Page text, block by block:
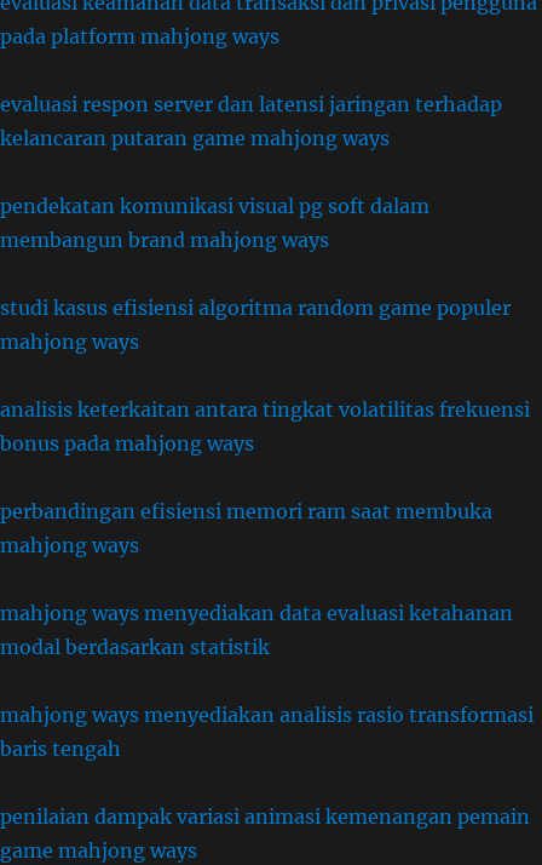
pada platform mahjong ways
evaluasi respon server dan latensi jaringan terhadap
kelancaran putaran game mahjong ways
pendekatan komunikasi visual pg soft dalam
membangun brand mahjong ways
studi kasus efisiensi algoritma random game populer
mahjong ways
analisis keterkaitan antara tingkat volatilitas frekuensi
bonus pada mahjong ways
perbandingan efisiensi memori ram saat membuka
mahjong ways
mahjong ways menyediakan data evaluasi ketahanan
modal berdasarkan statistik
mahjong ways menyediakan analisis rasio transformasi
baris tengah
penilaian dampak variasi animasi kemenangan pemain
game mahjong ways